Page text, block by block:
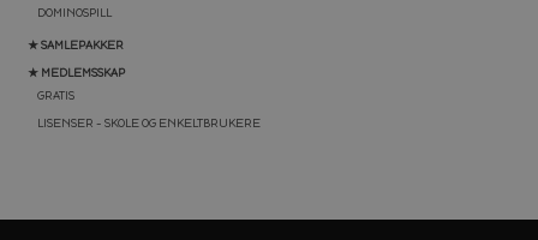
DOMINOSPILL
★ SAMLEPAKKER
★ MEDLEMSSKAP
GRATIS
LISENSER – SKOLE OG ENKELTBRUKERE